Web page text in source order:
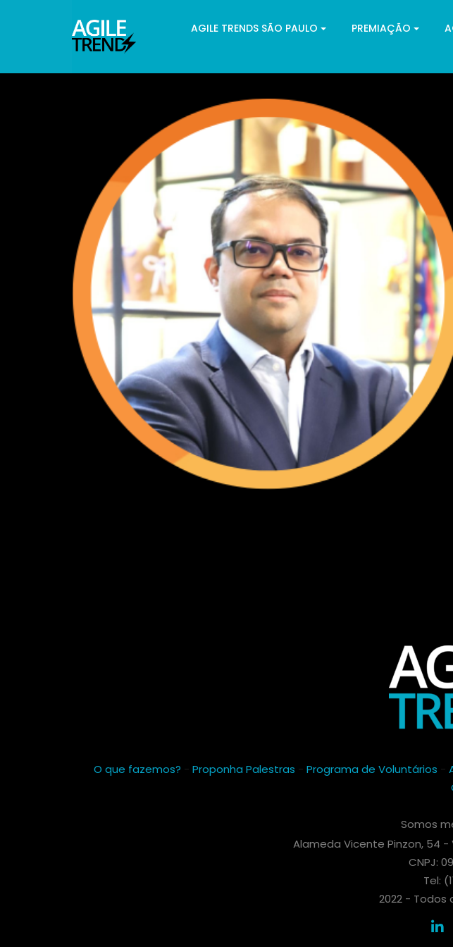
AGILE TRENDS SÃO PAULO PREMIAÇÃO
O que fazemos? - Proponha Palestras - Programa de Voluntários -
Somos
Alameda Vicente Pinzon, 54 -
CNPJ:
Tel:
2022 - Todos